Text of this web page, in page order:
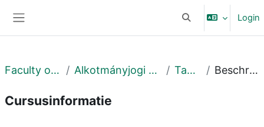
Schakel zoek invoer
Login
Faculty of Law Alkotmányjogi Tanszék Tavaszi Beschrijving
Cursusinformatie